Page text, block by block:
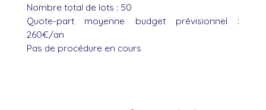
Nombre total de lots : 50
Quote-part moyenne budget prévisionnel :
260€/an
Pas de procédure en cours